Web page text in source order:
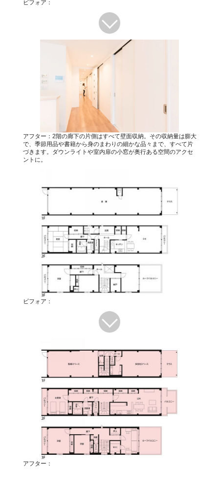
ビフォア：
アフター：2階の廊下の片側はすべて壁面収納。その収納量は膨大
で、季節用品や書籍から身のまわりの細かな品々まで、すべて片
づきます。ダウンライトや室内扉の小窓が奥行ある空間のアクセ
ントに。
ビフォア：
アフター：